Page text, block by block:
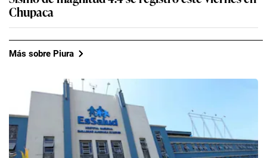
Chupaca
Más sobre Piura